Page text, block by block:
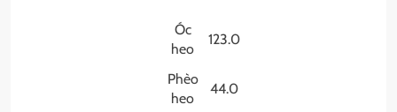
Óc
heo
123.0
Phèo
heo
44.0